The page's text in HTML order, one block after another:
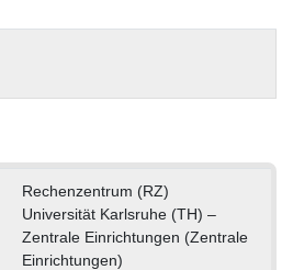
Rechenzentrum (RZ)
Universität Karlsruhe (TH) –
Zentrale Einrichtungen (Zentrale
Einrichtungen)